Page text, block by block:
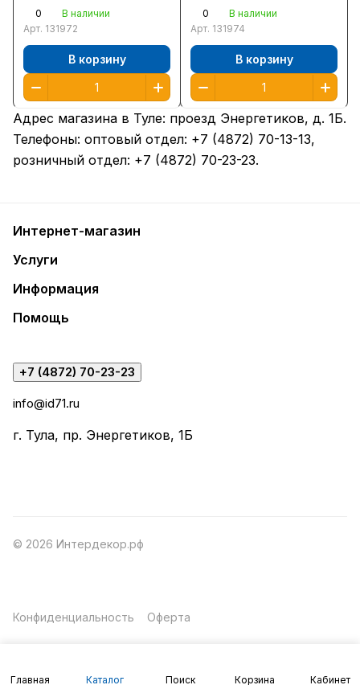
0
В наличии
Арт. 131972
В корзину
0
В наличии
Арт. 131974
В корзину
Адрес магазина в Туле: проезд Энергетиков, д. 1Б.
Телефоны: оптовый отдел: +7 (4872) 70-13-13,
розничный отдел: +7 (4872) 70-23-23.
Главная Каталог Поиск Корзина Кабинет
Интернет-магазин
Услуги
Информация
Помощь
+7 (4872) 70-23-23
info@id71.ru
г. Тула, пр. Энергетиков, 1Б
© 2026 Интердекор.рф
Конфиденциальность Оферта